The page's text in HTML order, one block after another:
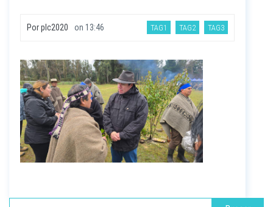
Porplc2020 on 13:46 TAG1 TAG2 TAG3